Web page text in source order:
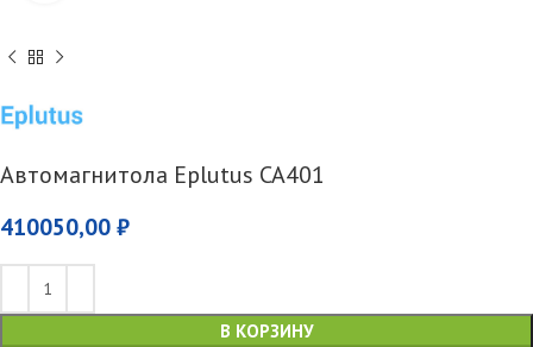
Автомагнитола Eplutus CA401
410050,00 ₽
В КОРЗИНУ